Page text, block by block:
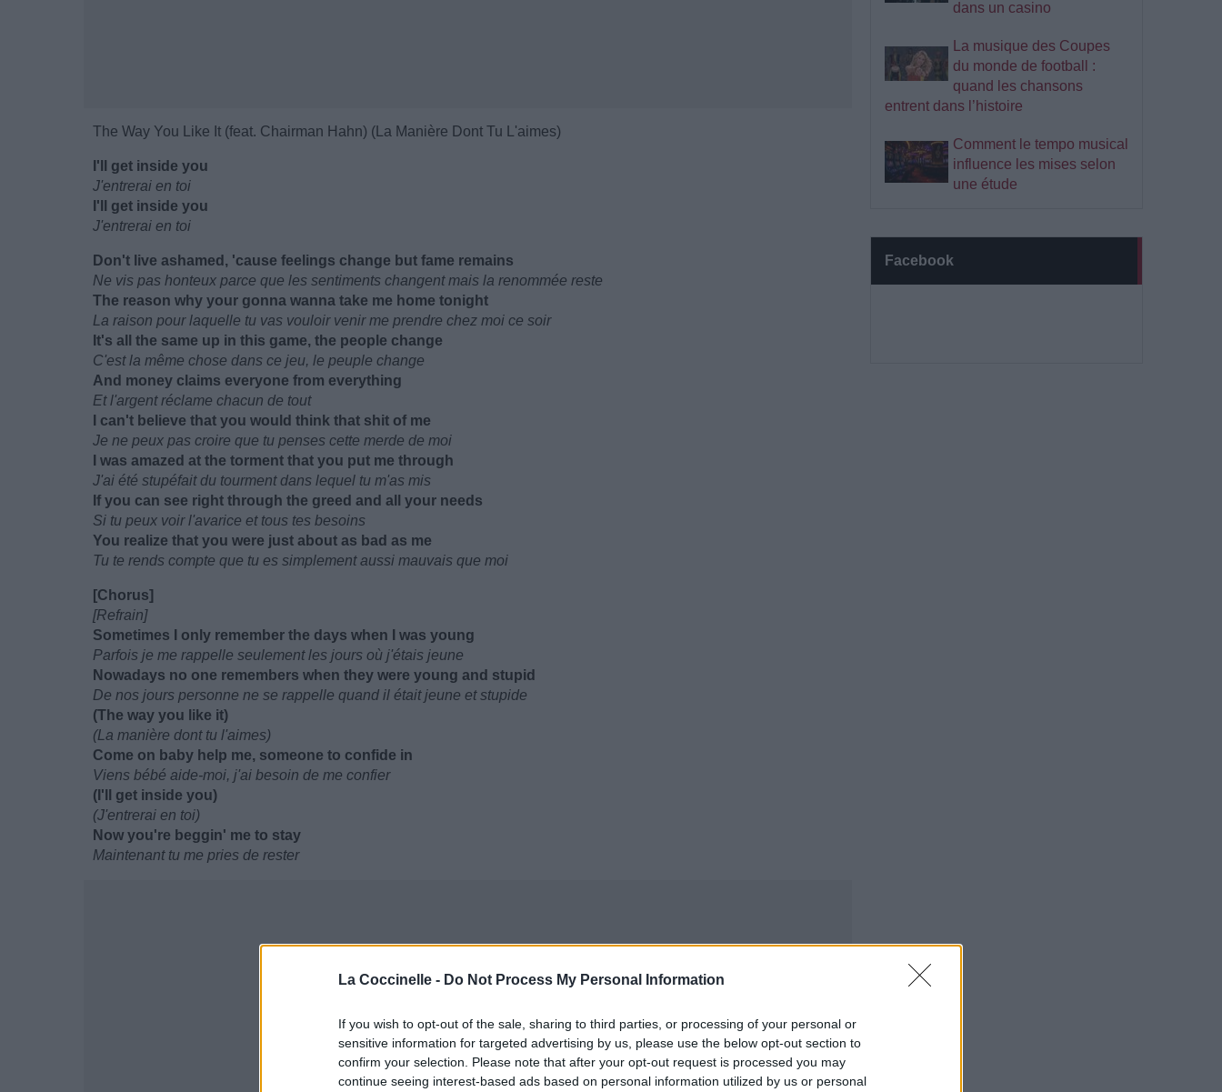
La Coccinelle - Do Not Process My Personal Information
If you wish to opt-out of the sale, sharing to third parties, or processing of your personal or
sensitive information for targeted advertising by us, please use the below opt-out section to
confirm your selection. Please note that after your opt-out request is processed you may
continue seeing interest-based ads based on personal information utilized by us or personal
dans un casino
La musique des Coupes
du monde de football :
quand les chansons
entrent dans l’histoire
Comment le tempo musical
influence les mises selon
une étude
Facebook
The Way You Like It (feat. Chairman Hahn) (La Manière Dont Tu L'aimes)
I'll get inside you
J'entrerai en toi
I'll get inside you
J'entrerai en toi
Don't live ashamed, 'cause feelings change but fame remains
Ne vis pas honteux parce que les sentiments changent mais la renommée reste
The reason why your gonna wanna take me home tonight
La raison pour laquelle tu vas vouloir venir me prendre chez moi ce soir
It's all the same up in this game, the people change
C'est la même chose dans ce jeu, le peuple change
And money claims everyone from everything
Et l'argent réclame chacun de tout
I can't believe that you would think that shit of me
Je ne peux pas croire que tu penses cette merde de moi
I was amazed at the torment that you put me through
J'ai été stupéfait du tourment dans lequel tu m'as mis
If you can see right through the greed and all your needs
Si tu peux voir l'avarice et tous tes besoins
You realize that you were just about as bad as me
Tu te rends compte que tu es simplement aussi mauvais que moi
[Chorus]
[Refrain]
Sometimes I only remember the days when I was young
Parfois je me rappelle seulement les jours où j'étais jeune
Nowadays no one remembers when they were young and stupid
De nos jours personne ne se rappelle quand il était jeune et stupide
(The way you like it)
(La manière dont tu l'aimes)
Come on baby help me, someone to confide in
Viens bébé aide-moi, j'ai besoin de me confier
(I'll get inside you)
(J'entrerai en toi)
Now you're beggin' me to stay
Maintenant tu me pries de rester